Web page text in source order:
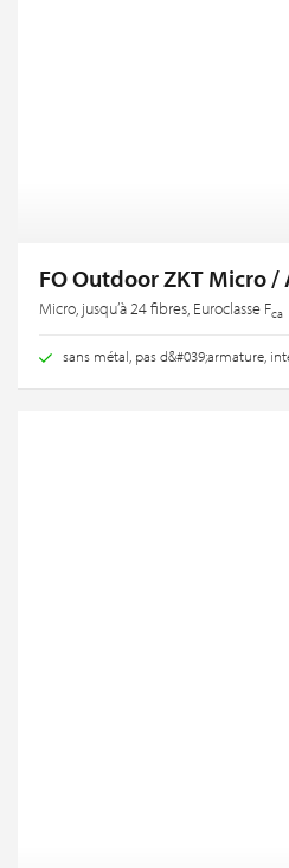
FO Outdoor ZKT Micro /
Micro, jusqu’à 24 fibres, Euroclasse Fca
sans métal, pas d&#039;armature,